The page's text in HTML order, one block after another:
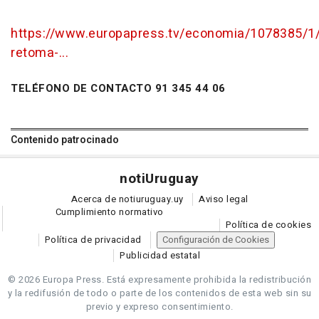
https://www.europapress.tv/economia/1078385/
retoma-...
TELÉFONO DE CONTACTO 91 345 44 06
Contenido patrocinado
notiUruguay
Acerca de notiuruguay.uy
Aviso legal
Cumplimiento normativo
Política de cookies
Política de privacidad
Configuración de Cookies
Publicidad estatal
© 2026 Europa Press. Está expresamente prohibida la redistribución
y la redifusión de todo o parte de los contenidos de esta web sin su
previo y expreso consentimiento.